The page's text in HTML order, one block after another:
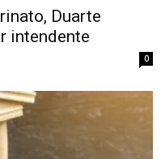
Duarte
intendente
0